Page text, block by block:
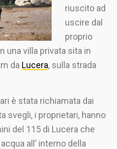
riuscito ad
uscire dal
proprio
una villa privata sita in
da Lucera, sulla strada
è stata richiamata dai
svegli, i proprietari, hanno
del 115 di Lucera che
all’ interno della